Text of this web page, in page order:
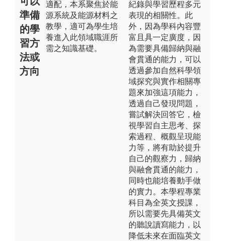
準備
的學
習方
法或
方向
適配，本系聚焦於能
源系統及能源材料之
教學，適可為學生培
養進入此領域職涯所
需之知識基礎。
紀錄與學習歷程多元
表現的相關性。此
外，因為學科內容豐
富且具一定廣度，因
為需要具備歸納與融
會貫通的能力，可以
透過參加自然科學領
域探究與實作相關專
題來加強這項能力，
透過自己發現問題，
嘗試解決回答它，檢
視學習自主思考、探
索過程、概觀呈現能
力等，將有助於提升
自己的觀察力，歸納
與融會貫通的能力，
同時也能培養動手做
的實力。本學程專業
科目為全英文授課，
所以需要先具備英文
的聽說讀寫能力，以
降低未來在面臨英文